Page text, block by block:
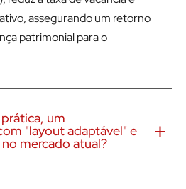
assegurando um retorno
patrimonial para o
um
"layout adaptável" e
mercado atual?